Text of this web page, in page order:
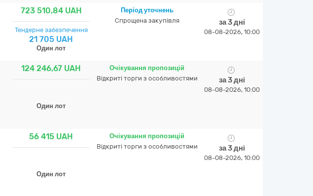
723 510,84 UAH
Тендерне забезпечення
21 705 UAH
Один лот
Період уточнень
Спрощена закупівля
за 3 дні
08-08-2026, 10:00
124 246,67 UAH
Один лот
Очікування пропозицій
Відкриті торги з особливостями
за 3 дні
08-08-2026, 10:00
56 415 UAH
Один лот
Очікування пропозицій
Відкриті торги з особливостями
за 3 дні
08-08-2026, 10:00